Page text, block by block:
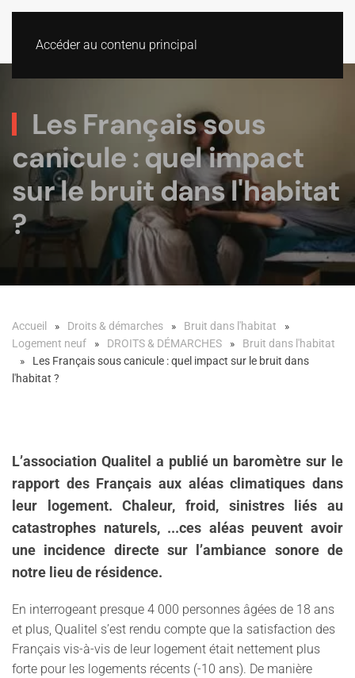
Accéder au contenu principal
Les Français sous
canicule : quel impact
sur le bruit dans l'habitat
?
Accueil Droits & démarches
Bruit dans l'habitat
Logement neuf
DROITS & DÉMARCHES
Bruit dans l'habitat
Les Français sous canicule : quel impact sur le bruit dans
l'habitat ?
L’association Qualitel a publié un baromètre sur le
rapport des Français aux aléas climatiques dans
leur logement. Chaleur, froid, sinistres liés au
catastrophes naturels, ...ces aléas peuvent avoir
une incidence directe sur l’ambiance sonore de
notre lieu de résidence.
En interrogeant presque 4 000 personnes âgées de 18 ans
et plus, Qualitel s’est rendu compte que la satisfaction des
Français vis-à-vis de leur logement était nettement plus
forte pour les logements récents (-10 ans). De manière